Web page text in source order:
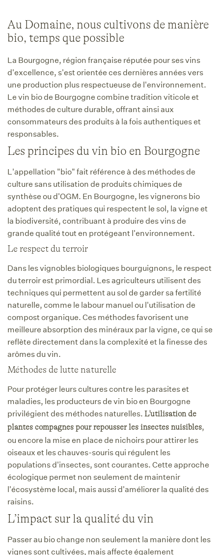
Au Domaine, nous cultivons de manière
bio, temps que possible
La Bourgogne, région française réputée pour ses vins
d'excellence, s'est orientée ces dernières années vers
une production plus respectueuse de l'environnement.
Le vin bio de Bourgogne combine tradition viticole et
méthodes de culture durable, offrant ainsi aux
consommateurs des produits à la fois authentiques et
responsables.
Les principes du vin bio en Bourgogne
L'appellation "bio" fait référence à des méthodes de
culture sans utilisation de produits chimiques de
synthèse ou d'OGM. En Bourgogne, les vignerons bio
adoptent des pratiques qui respectent le sol, la vigne et
la biodiversité, contribuant à produire des vins de
grande qualité tout en protégeant l'environnement.
Le respect du terroir
Dans les vignobles biologiques bourguignons, le respect
du terroir est primordial. Les agriculteurs utilisent des
techniques qui permettent au sol de garder sa fertilité
naturelle, comme le labour manuel ou l'utilisation de
compost organique. Ces méthodes favorisent une
meilleure absorption des minéraux par la vigne, ce qui se
reflète directement dans la complexité et la finesse des
arômes du vin.
Méthodes de lutte naturelle
Pour protéger leurs cultures contre les parasites et
maladies, les producteurs de vin bio en Bourgogne
privilégient des méthodes naturelles. L'utilisation de
plantes compagnes pour repousser les insectes nuisibles,
ou encore la mise en place de nichoirs pour attirer les
oiseaux et les chauves-souris qui régulent les
populations d'insectes, sont courantes. Cette approche
écologique permet non seulement de maintenir
l'écosystème local, mais aussi d'améliorer la qualité des
raisins.
L’impact sur la qualité du vin
Passer au bio change non seulement la manière dont les
vignes sont cultivées, mais affecte également